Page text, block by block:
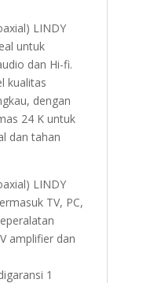
LINDY
untuk
dan Hi-fi.
kualitas
dengan
24 K untuk
dan tahan
LINDY
TV, PC,
amplifier dan
1